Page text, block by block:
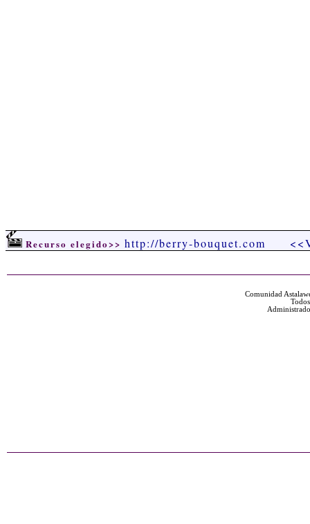
Recurso elegido>> http://berry-bouquet.com
Comunidad